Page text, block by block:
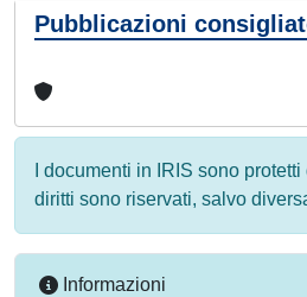
Pubblicazioni
I documenti in IRIS sono
diritti sono riservati, salvo
Informazioni